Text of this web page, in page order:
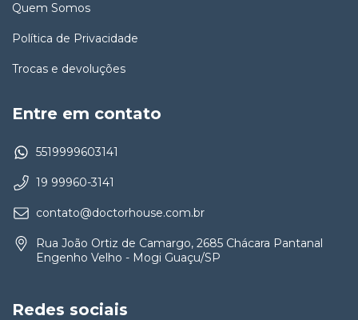
Quem Somos
Política de Privacidade
Trocas e devoluções
Entre em contato
5519999603141
19 99960-3141
contato@doctorhouse.com.br
Rua João Ortiz de Camargo, 2685 Chácara Pantanal
Engenho Velho - Mogi Guaçu/SP
Redes sociais